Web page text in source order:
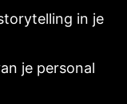
in je
je personal